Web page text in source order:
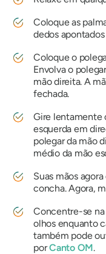
Coloque as
dedos
Coloque o
Envolva o
mão direita. A
fechada.
Gire lentamente
esquerda em
polegar da mão
médio da mão
Suas mãos
concha. Agora,
Concentre-se na
olhos enquanto
também pode
porCanto OM.